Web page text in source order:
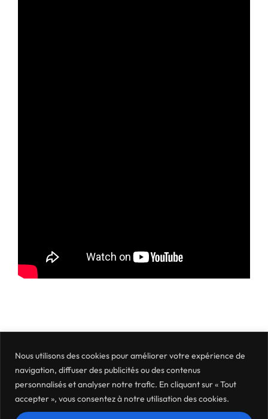
Nous utilisons des cookies pour améliorer votre expérience de
navigation, diffuser des publicités ou des contenus
personnalisés et analyser notre trafic. En cliquant sur « Tout
accepter », vous consentez à notre utilisation des cookies.